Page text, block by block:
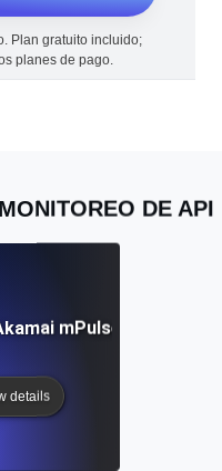
Plan gratuito incluido;
planes de pago.
DE API
mPulse
details